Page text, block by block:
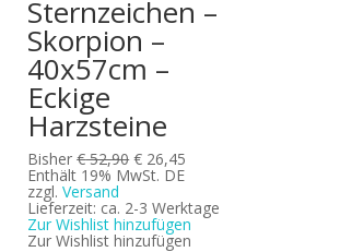
Sternzeichen –
Skorpion –
40x57cm –
Eckige
Harzsteine
Bisher €52,90Ursprünglicher
Preis
€ 52,90
€ 26,45
€ 26,45.
Enthält 19% MwSt. DE
zzgl.Versand
Lieferzeit: ca. 2-3 Werktage
Zur Wishlist hinzufügen
Zur Wishlist hinzufügen